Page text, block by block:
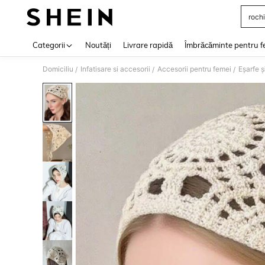
Categorii Noutăți Livrare rapidă Îmbrăcăminte pentru
Domiciliu / Infatisare si accesorii / Accesorii pentru femei / Eșarfe